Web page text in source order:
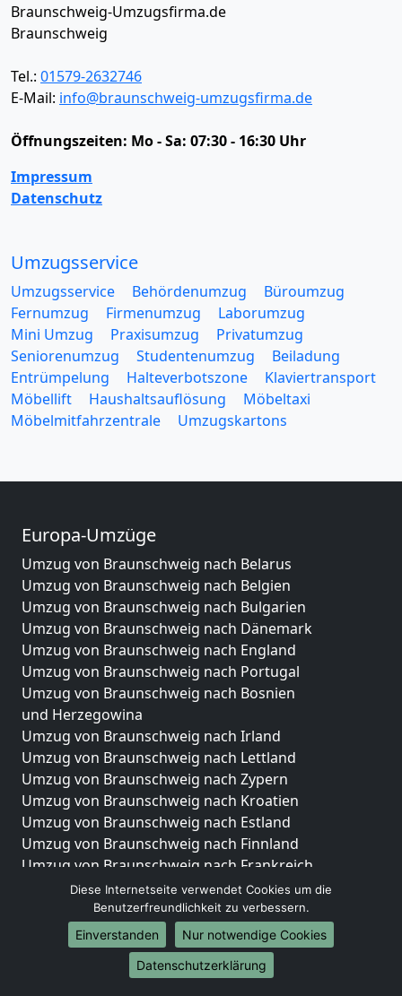
Braunschweig-Umzugsfirma.de
Braunschweig
Tel.: 01579-2632746
E-Mail: info@braunschweig-umzugsfirma.de
Öffnungszeiten: Mo - Sa: 07:30 - 16:30 Uhr
Impressum
Datenschutz
Umzugsservice
Umzugsservice Behördenumzug
Büroumzug
Fernumzug
Firmenumzug
Laborumzug
Mini Umzug
Praxisumzug
Privatumzug
Seniorenumzug
Studentenumzug
Beiladung
Entrümpelung
Halteverbotszone
Klaviertransport
Möbellift
Haushaltsauflösung
Möbeltaxi
Möbelmitfahrzentrale
Umzugskartons
Europa-Umzüge
Umzug von Braunschweig nach Belarus
Umzug von Braunschweig nach Belgien
Umzug von Braunschweig nach Bulgarien
Umzug von Braunschweig nach Dänemark
Umzug von Braunschweig nach England
Umzug von Braunschweig nach Portugal
Umzug von Braunschweig nach Bosnien
und Herzegowina
Umzug von Braunschweig nach Irland
Umzug von Braunschweig nach Lettland
Umzug von Braunschweig nach Zypern
Umzug von Braunschweig nach Kroatien
Umzug von Braunschweig nach Estland
Umzug von Braunschweig nach Finnland
Umzug von Braunschweig nach Frankreich
Umzug von Braunschweig nach Griechenland
Umzug von Braunschweig nach Italien
Umzug von Braunschweig nach Liechtenstein
Umzug von Braunschweig nach Luxemburg
Umzug von Braunschweig nach Niederlande
Diese Internetseite verwendet Cookies um die
Benutzerfreundlichkeit zu verbessern.
Einverstanden
Nur notwendige Cookies
Datenschutzerklärung